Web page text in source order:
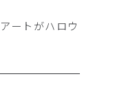
ートがハロウ